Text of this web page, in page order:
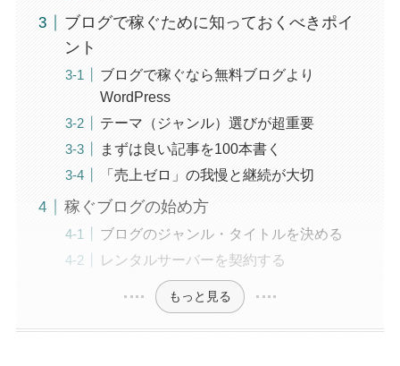
ブログで稼ぐために知っておくべきポイ
ント
ブログで稼ぐなら無料ブログより
WordPress
テーマ（ジャンル）選びが超重要
まずは良い記事を100本書く
「売上ゼロ」の我慢と継続が大切
稼ぐブログの始め方
ブログのジャンル・タイトルを決める
レンタルサーバーを契約する
もっと見る